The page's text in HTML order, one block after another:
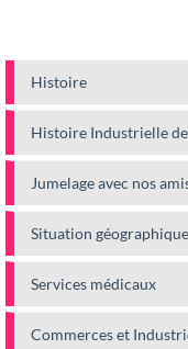
Histoire
Histoire Industrielle de
Jumelage avec nos
Situation
Services médicaux
Commerces et